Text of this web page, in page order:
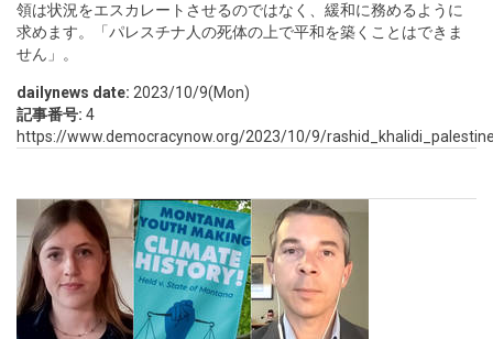
領は状況をエスカレートさせるのではなく、緩和に務めるように
求めます。「パレスチナ人の死体の上で平和を築くことはできま
せん」。
dailynews date: 2023/10/9(Mon)
記事番号: 4
https://www.democracynow.org/2023/10/9/